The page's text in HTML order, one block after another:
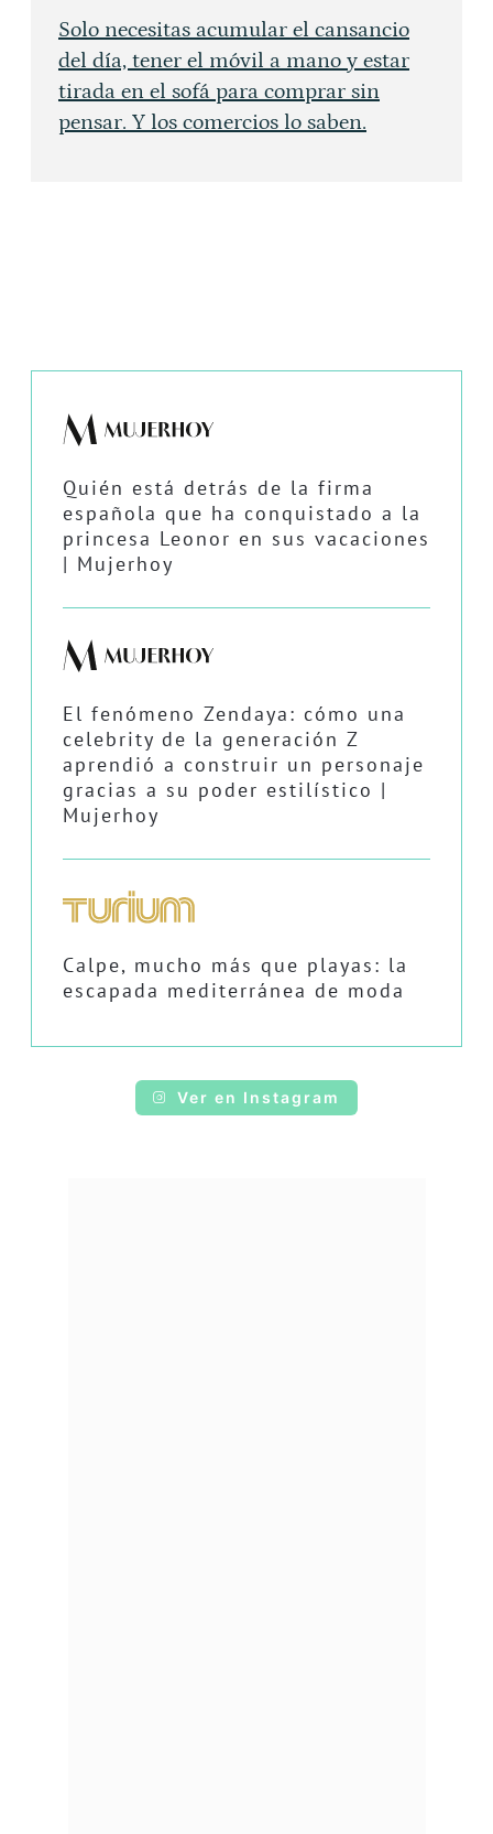
Solo necesitas acumular el cansancio
del día, tener el móvil a mano y estar
tirada en el sofá para comprar sin
pensar. Y los comercios lo saben.
Quién está detrás de la firma
española que ha conquistado a la
princesa Leonor en sus vacaciones
| Mujerhoy
El fenómeno Zendaya: cómo una
celebrity de la generación Z
aprendió a construir un personaje
gracias a su poder estilístico |
Mujerhoy
Calpe, mucho más que playas: la
escapada mediterránea de moda
Ver en Instagram